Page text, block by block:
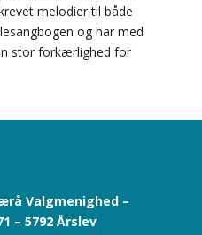
melodier til både
og har med
stor forkærlighed for
Valgmenighed –
–5792 Årslev